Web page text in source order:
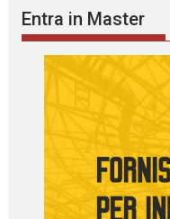
Entra in Master